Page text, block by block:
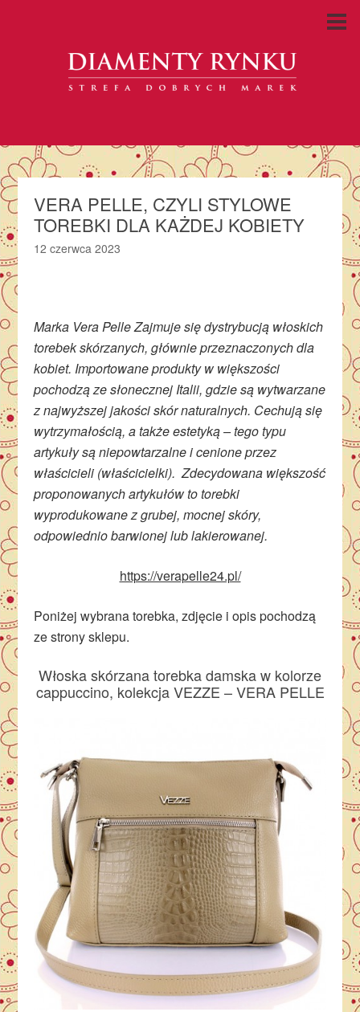
VERA PELLE, CZYLI STYLOWE
TOREBKI DLA KAŻDEJ KOBIETY
12 czerwca 2023
Marka Vera Pelle Zajmuje się dystrybucją włoskich
torebek skórzanych, głównie przeznaczonych dla
kobiet. Importowane produkty w większości
pochodzą ze słonecznej Italii, gdzie są wytwarzane
z najwyższej jakości skór naturalnych. Cechują się
wytrzymałością, a także estetyką – tego typu
artykuły są niepowtarzalne i cenione przez
właścicieli (właścicielki). Zdecydowana większość
proponowanych artykułów to torebki
wyprodukowane z grubej, mocnej skóry,
odpowiednio barwionej lub lakierowanej.
https://verapelle24.pl/
Poniżej wybrana torebka, zdjęcie i opis pochodzą
ze strony sklepu.
Włoska skórzana torebka damska w kolorze
cappuccino, kolekcja VEZZE – VERA PELLE